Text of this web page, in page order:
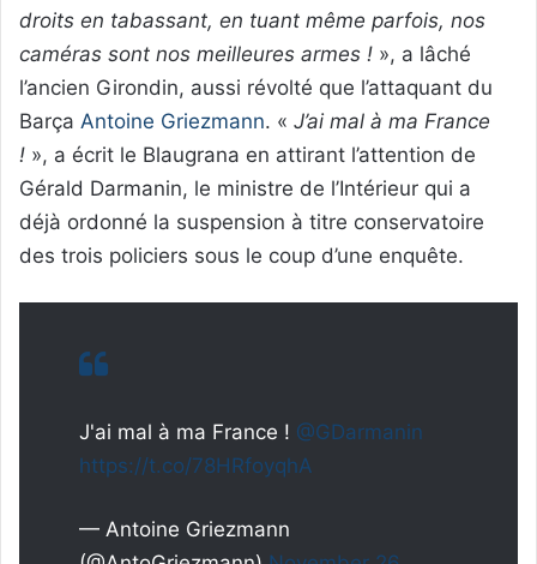
droits en tabassant, en tuant même parfois, nos
caméras sont nos meilleures armes ! », a lâché
l’ancien Girondin, aussi révolté que l’attaquant du
Barça Antoine Griezmann. « J’ai mal à ma France
! », a écrit le Blaugrana en attirant l’attention de
Gérald Darmanin, le ministre de l’Intérieur qui a
déjà ordonné la suspension à titre conservatoire
des trois policiers sous le coup d’une enquête.
J'ai mal à ma France ! @GDarmanin
https://t.co/78HRfoyqhA
— Antoine Griezmann